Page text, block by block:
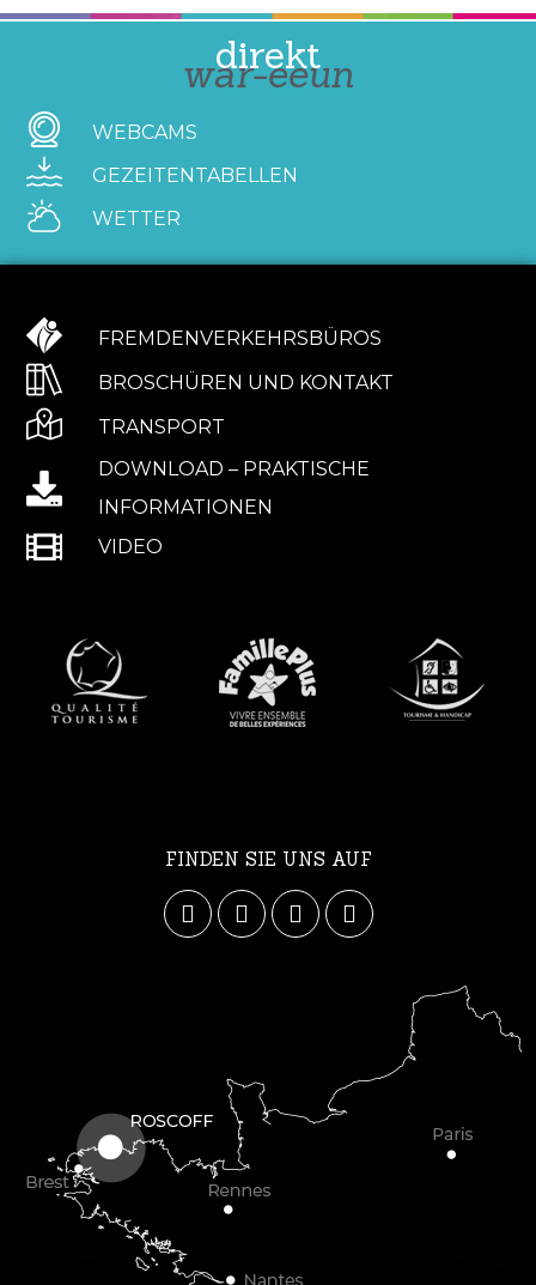
direkt
war-eeun
WEBCAMS
GEZEITENTABELLEN
WETTER
FREMDENVERKEHRSBÜROS
BROSCHÜREN UND KONTAKT
TRANSPORT
DOWNLOAD – PRAKTISCHE
INFORMATIONEN
VIDEO
FINDEN SIE UNS AUF